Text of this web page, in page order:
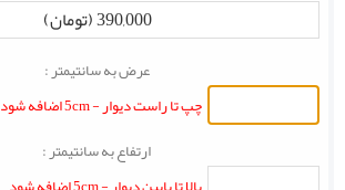
390,000 (تومان)
عرض به سانتیمتر :
چپ تا راست دیوار - 5cm اضافه شود
ارتفاع به سانتیمتر :